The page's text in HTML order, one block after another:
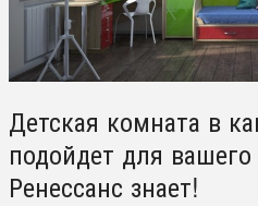
Детская комната в
подойдет для
Ренессанс знает!